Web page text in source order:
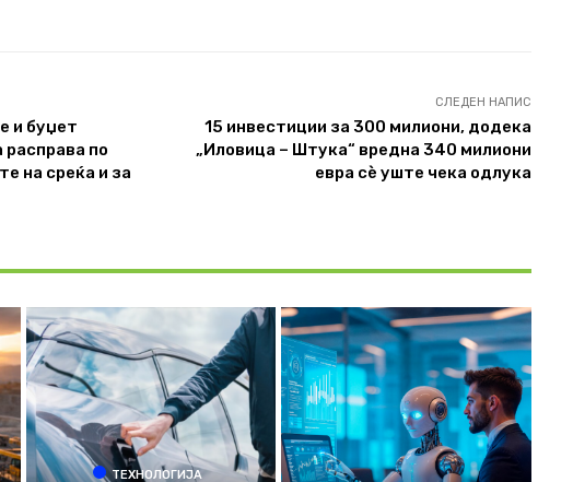
и буџет
расправа по
на среќа и за
СЛЕДЕН НАПИС
15 инвестиции за 300 милиони, додека
„Иловица – Штука“ вредна 340 милиони
евра сè уште чека одлука
ТЕХНОЛОГИЈА